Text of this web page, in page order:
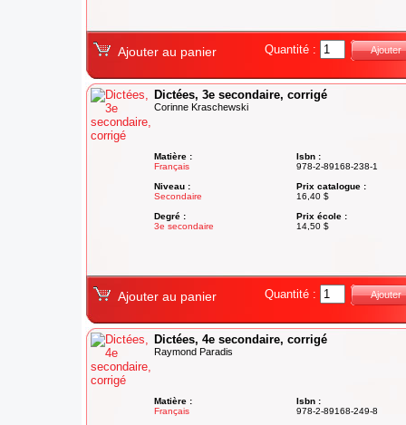
Ajouter au panier Quantité : Ajouter
Dictées, 3e secondaire, corrigé
Corinne Kraschewski
Matière :
Français
Niveau :
Secondaire
Degré :
3e secondaire
Isbn :
978-2-89168-238-1
Prix catalogue :
16,40 $
Prix école :
14,50 $
Ajouter au panier Quantité : Ajouter
Dictées, 4e secondaire, corrigé
Raymond Paradis
Matière :
Français
Isbn :
978-2-89168-249-8